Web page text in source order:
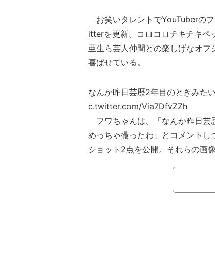
お笑いタレントでYouTuberの
itterを更新。コロコロチキチキペ
亜生ら芸人仲間との楽しげなオ
喜ばせている。
なんか昨日芸歴2年目のときみた
c.twitter.com/Via7DfvZZh
フワちゃんは、「なんか昨日芸
めっちゃ撮ったわ」とコメントし
ショット2点を公開。それらの画
上でポーズを決めたりといった、